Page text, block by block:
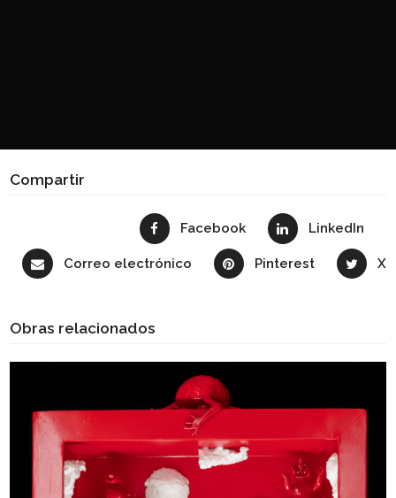
Compartir
Facebook LinkedIn
Correo electrónico Pinterest X
Obras relacionados